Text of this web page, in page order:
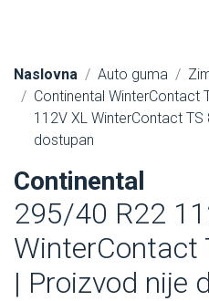
Naslovna Auto guma
Continental WinterContact
112V XL WinterContact
dostupan
Continental
295/40 R22
WinterContact
| Proizvod nije